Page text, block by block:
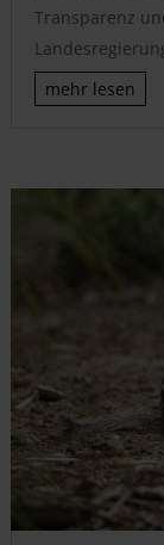
Transparenz
mehr lesen